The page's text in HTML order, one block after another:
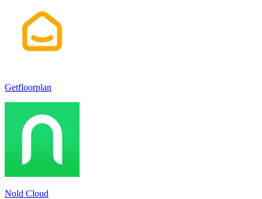
Getfloorplan
Nold Cloud